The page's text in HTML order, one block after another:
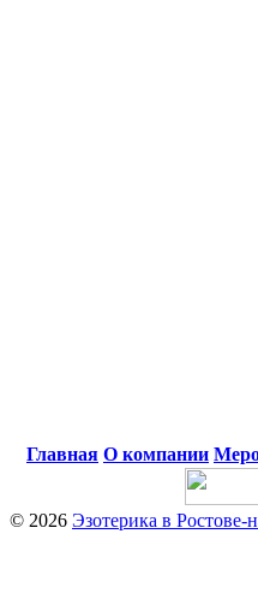
Главная О компании
© 2026 Эзотерика в